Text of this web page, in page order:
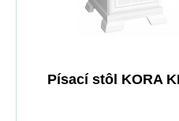
Písací stôl KORA